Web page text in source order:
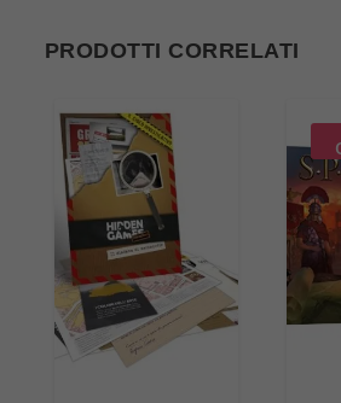
PRODOTTI CORRELATI